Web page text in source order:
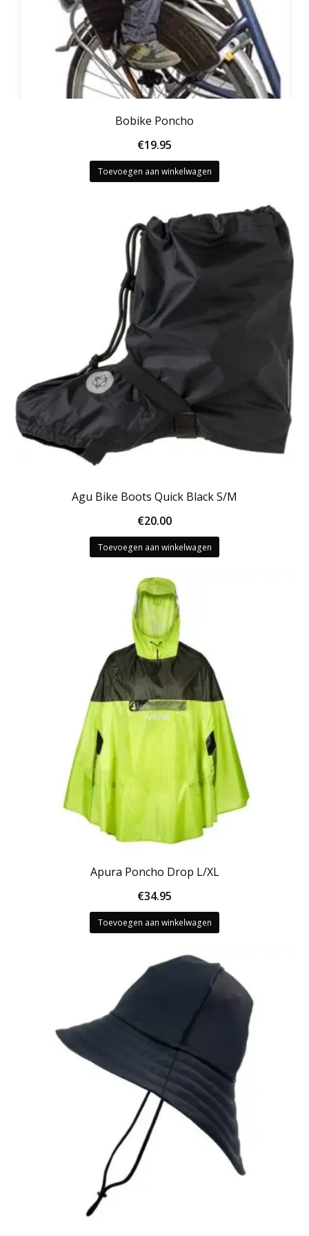
Bobike Poncho
€19.95
Toevoegen aan winkelwagen
Agu Bike Boots Quick Black S/M
€20.00
Toevoegen aan winkelwagen
Apura Poncho Drop L/XL
€34.95
Toevoegen aan winkelwagen